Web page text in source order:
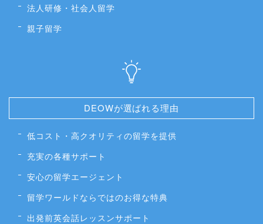
法人研修・社会人留学
親子留学
DEOWが選ばれる理由
低コスト・高クオリティの留学を提供
充実の各種サポート
安心の留学エージェント
留学ワールドならではのお得な特典
出発前英会話レッスンサポート